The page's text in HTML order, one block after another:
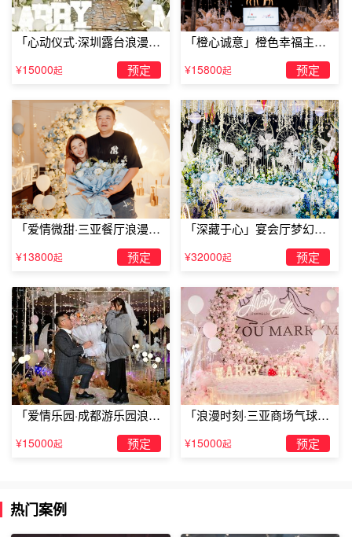
ktv求婚：意外的惊喜
提前约好女友跟朋友一起去KTV场合，在这之前一定不
要让女友察觉你要求婚的事情，进KTV的前一个小时跟平时
一样正常的场合，一个小时后让女友的朋友要求陪同上厕
所，这边就可以开始场景布置啦，把准备好的玫瑰花，戒
指，蜡烛都摆好，大概十五分钟后，女友回来，打开KTV的
门时就开始播放男主角的求婚视频，在好友的见证下，带上
乐维斯的钻戒，你一定能够收获对方给你闪耀的幸福，像是
盛开的玫瑰，鲜艳欲滴。
「心动仪式·深圳露台浪漫求
婚」
¥15000起 预定
「橙心诚意」橙色幸福主题
露台求婚
¥15800起 预定
「爱情微甜·三亚餐厅浪漫求
¥13800起 预定
「深藏于心」宴会厅梦幻主
¥32000起 预定
「爱情乐园·成都游乐园浪漫
求婚」
¥15000起 预定
「浪漫时刻·三亚商场气球雨
惊喜求婚」
¥15000起 预定
热门案例